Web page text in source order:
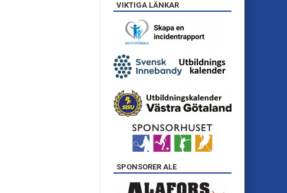
VIKTIGA LÄNKAR
SPONSORER ALE